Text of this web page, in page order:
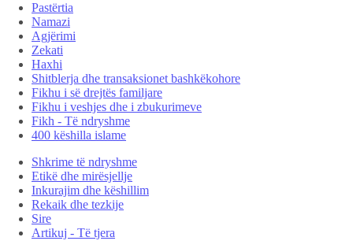
Pastërtia
Namazi
Agjërimi
Zekati
Haxhi
Shitblerja dhe transaksionet bashkëkohore
Fikhu i së drejtës familjare
Fikhu i veshjes dhe i zbukurimeve
Fikh - Të ndryshme
400 këshilla islame
Shkrime të ndryshme
Etikë dhe mirësjellje
Inkurajim dhe këshillim
Rekaik dhe tezkije
Sire
Artikuj - Të tjera